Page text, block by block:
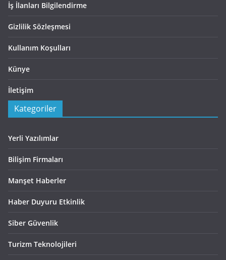
İş İlanları Bilgilendirme
Gizlilik Sözleşmesi
Kullanım Koşulları
Künye
İletişim
Kategoriler
Yerli Yazılımlar
Bilişim Firmaları
Manşet Haberler
Haber Duyuru Etkinlik
Siber Güvenlik
Turizm Teknolojileri